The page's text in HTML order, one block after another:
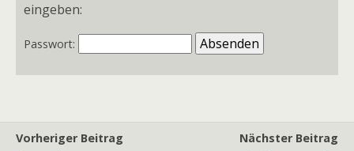
eingeben:
Passwort:
Vorheriger Beitrag
Nächster Beitrag